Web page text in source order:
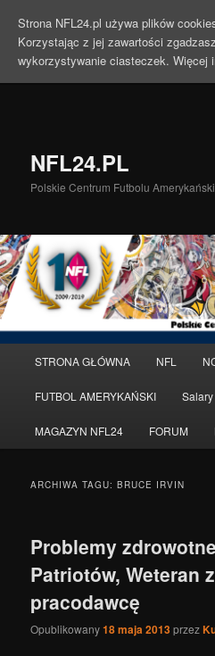
NFL24.PL
Polskie Centrum Futbolu
główne
Przeskocz
do
tekstu
Przeskocz
do
widgetów
STRONA GŁÓWNA NFL
FUTBOL AMERYKAŃSKI
MAGAZYN NFL24 FORUM
ARCHIWA TAGU:BRUCE IRVIN
Problemy zdrowotne
Patriotów, Weteran
pracodawcę
Opublikowany18 maja 2013przez
Strona NFL24.pl używa plików
Korzystając z jej zawartości
wykorzystywanie ciasteczek. Więcej